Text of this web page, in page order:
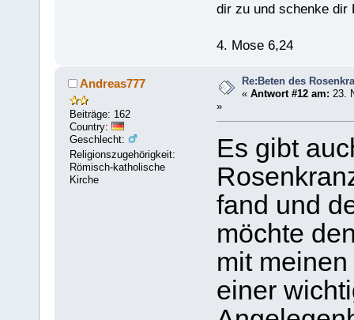
dir zu und schenke dir
4. Mose 6,24
Andreas777
Beiträge: 162
Country:
Geschlecht:
Religionszugehörigkeit:
Römisch-katholische
Kirche
Re:Beten des
«Antwort #12 am: 23.
»
Es gibt
fand und
möchte
mit
einer